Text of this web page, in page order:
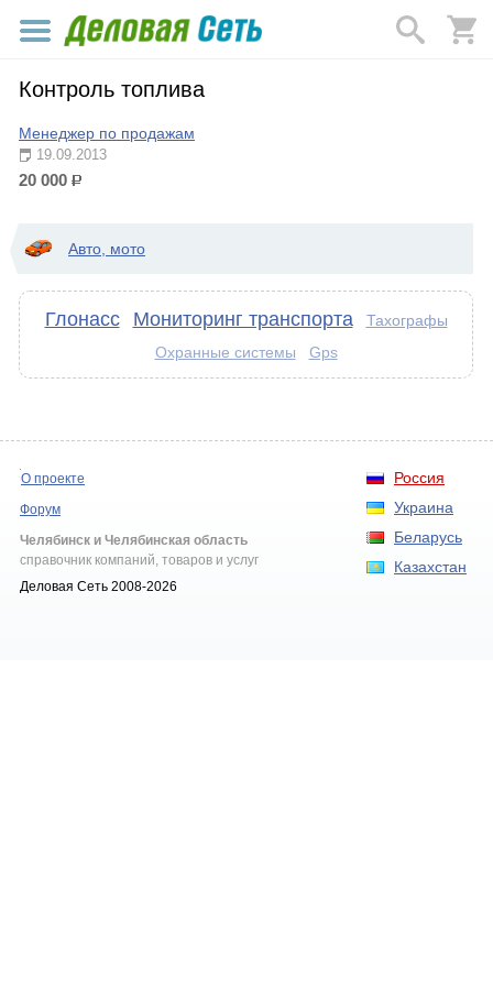
Контроль топлива
Менеджер по продажам
19.09.2013
20 000 р.
Авто, мото
Глонасс Мониторинг транспорта Тахографы
Охранные системы Gps
Россия
Украина
Беларусь
Казахстан
О проекте
Форум
Челябинск и Челябинская область
справочник компаний, товаров и услуг
Деловая Сеть 2008-2026